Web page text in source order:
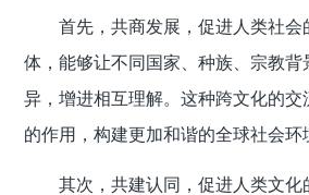
首先，共商发展，促进人类社
体，能够让不同国家、种族、宗教
异，增进相互理解。这种跨文化的
的作用，构建更加和谐的全球社会环
其次，共建认同，促进人类文